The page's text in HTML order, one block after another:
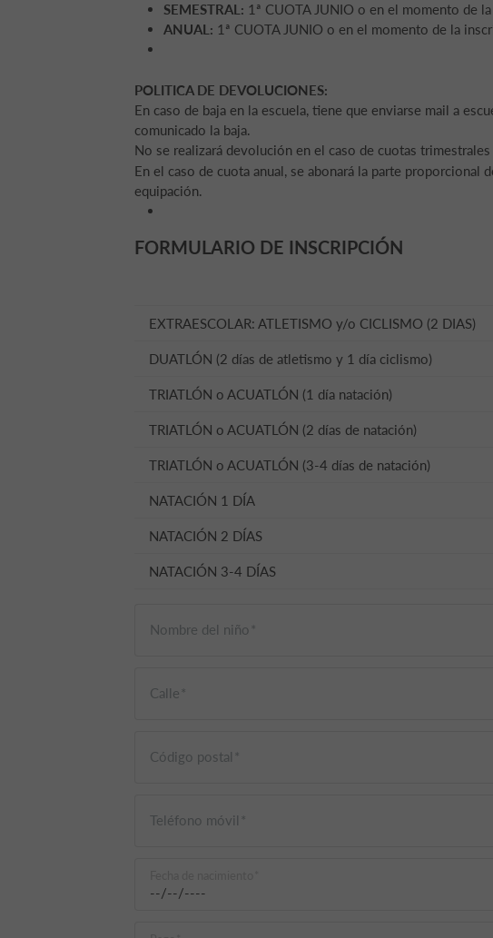
SEMESTRAL: 1ª CUOTA JUNIO o en el momento de
ANUAL: 1ª CUOTA JUNIO o en el momento de la
POLITICA DE DEVOLUCIONES:
En caso de baja en la escuela, tiene que enviarse mail a
comunicado la baja.
No se realizará devolución en el caso de cuotas
En el caso de cuota anual, se abonará la parte
equipación.
FORMULARIO DE INSCRIPCIÓN
EXTRAESCOLAR: ATLETISMO y/o CICLISMO (2 DIAS)
DUATLÓN (2 días de atletismo y 1 día ciclismo)
TRIATLÓN o ACUATLÓN (1 día natación)
TRIATLÓN o ACUATLÓN (2 días de natación)
TRIATLÓN o ACUATLÓN (3-4 días de natación)
NATACIÓN 1 DÍA
NATACIÓN 2 DÍAS
NATACIÓN 3-4 DÍAS
Nombre del niño
Calle
Código postal
Teléfono móvil